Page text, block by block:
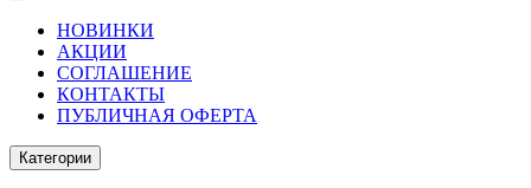
НОВИНКИ
АКЦИИ
СОГЛАШЕНИЕ
КОНТАКТЫ
ПУБЛИЧНАЯ ОФЕРТА
Категории